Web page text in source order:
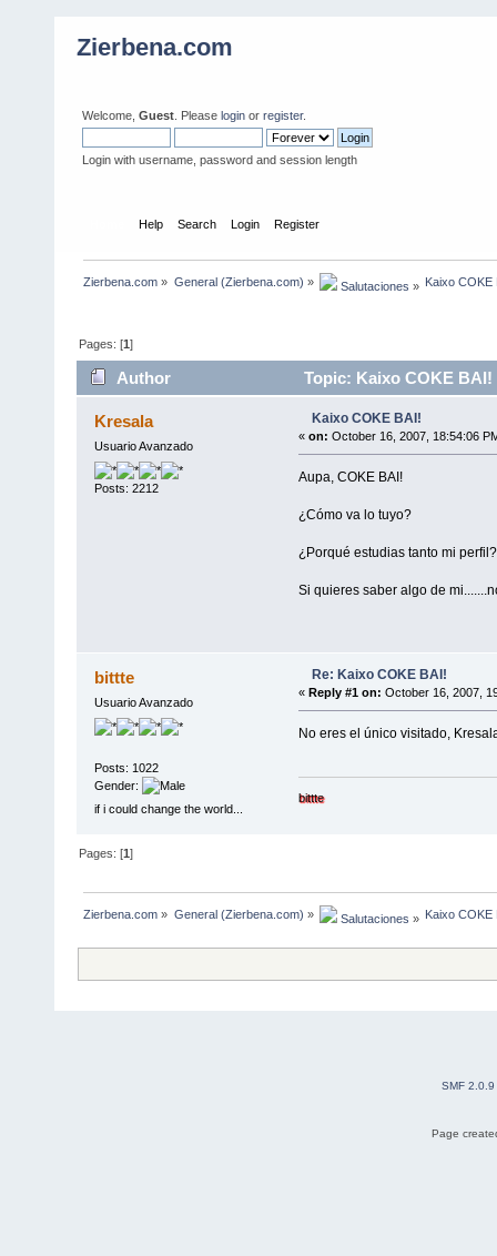
Zierbena.com
Welcome, Guest . Please login or register.
Login with username, password and session length
Help Search Login Register
Zierbena.com » General (Zierbena.com) » Salutaciones » Kaixo COKE
Pages: [1]
Author Topic: Kaixo COKE
Kresala
Usuario Avanzado
Posts: 2212
Kaixo COKE BAI!
« on: October 16, 2007, 18:54:06
Aupa, COKE BAI!
¿Cómo va lo tuyo?
¿Porqué estudias tanto mi perfil?
Si quieres saber algo de
bittte
Usuario Avanzado
Posts: 1022
Gender:
if i could change the world...
Re: Kaixo COKE BAI!
« Reply #1 on: October 16, 2007,
No eres el único visitado,
bittte
Pages: [1]
Zierbena.com » General (Zierbena.com) » Salutaciones » Kaixo COKE
SMF 2.0.9
Page